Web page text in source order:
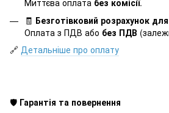
Миттєва оплата без комісії.
🧾 Безготівковий розрахунок
Оплата з ПДВ або без ПДВ
🔗 Детальніше про оплату
🛡️ Гарантія та повернення